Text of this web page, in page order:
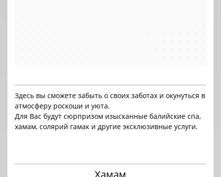
Здесь вы сможете забыть о своих заботах и окунуться в
атмосферу роскоши и уюта.
Для Вас будут сюрпризом изысканные балийские спа,
хамам, солярий гамак и другие эксклюзивные услуги.
Хамам